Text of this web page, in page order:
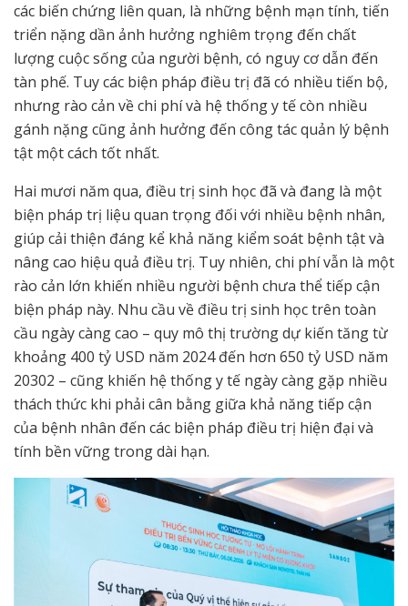
các biến chứng liên quan, là những bệnh mạn tính, tiến
triển nặng dần ảnh hưởng nghiêm trọng đến chất
lượng cuộc sống của người bệnh, có nguy cơ dẫn đến
tàn phế. Tuy các biện pháp điều trị đã có nhiều tiến bộ,
nhưng rào cản về chi phí và hệ thống y tế còn nhiều
gánh nặng cũng ảnh hưởng đến công tác quản lý bệnh
tật một cách tốt nhất.
Hai mươi năm qua, điều trị sinh học đã và đang là một
biện pháp trị liệu quan trọng đối với nhiều bệnh nhân,
giúp cải thiện đáng kể khả năng kiểm soát bệnh tật và
nâng cao hiệu quả điều trị. Tuy nhiên, chi phí vẫn là một
rào cản lớn khiến nhiều người bệnh chưa thể tiếp cận
biện pháp này. Nhu cầu về điều trị sinh học trên toàn
cầu ngày càng cao – quy mô thị trường dự kiến tăng từ
khoảng 400 tỷ USD năm 2024 đến hơn 650 tỷ USD năm
20302 – cũng khiến hệ thống y tế ngày càng gặp nhiều
thách thức khi phải cân bằng giữa khả năng tiếp cận
của bệnh nhân đến các biện pháp điều trị hiện đại và
tính bền vững trong dài hạn.